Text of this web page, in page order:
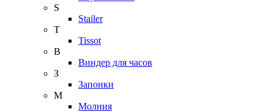
S
Stailer
T
Tissot
В
Виндер для часов
З
Запонки
М
Молния